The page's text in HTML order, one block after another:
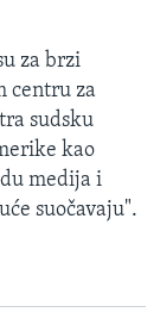
za brzi
centru za
sudsku
kao
medija i
suočavaju".